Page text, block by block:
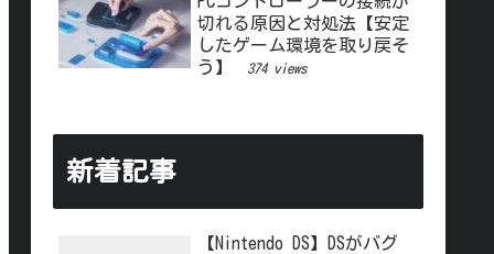
切れる原因と対処法【安定
したゲーム環境を取り戻そ
う】
374 views
新着記事
【Nintendo DS】DSがバグ